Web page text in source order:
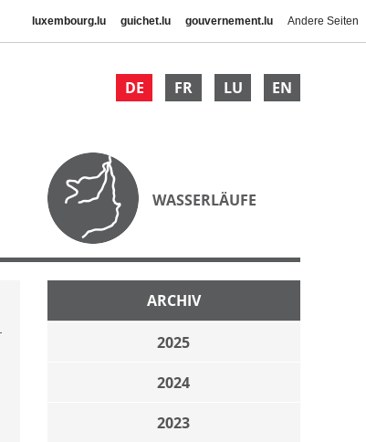
luxembourg.lu guichet.lu gouvernement.lu Andere Seiten
DE FR LU EN
WASSERLÄUFE
ARCHIV
2025
2024
2023